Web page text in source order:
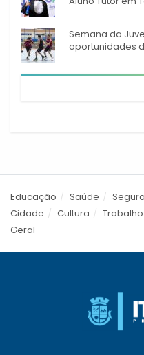
Semana da
oportunidades
Educação Saúde
Cidade
Cultura Trabalho
Geral